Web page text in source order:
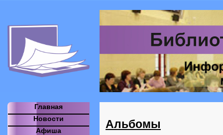
Альбомы
Главная
Новости
Афиша